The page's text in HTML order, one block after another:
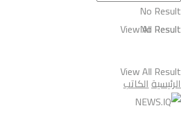
No Result
View All Result
No Result
View All Result
الرئيسيةالكاتب